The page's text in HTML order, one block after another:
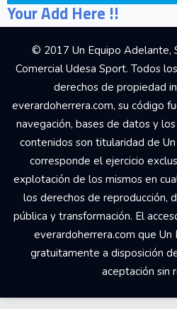
Your Add Here !!
© 2017 Un Equipo Adelante,
Comercial Udesa Sport. Todos
derechos de propiedad
everardoherrera.com, su código
navegación, bases de datos y
contenidos son titularidad de
corresponde el ejercicio
explotación de los mismos en
los derechos de reproducción,
pública y transformación. El
everardoherrera.com que
gratuitamente a disposición
aceptación sin